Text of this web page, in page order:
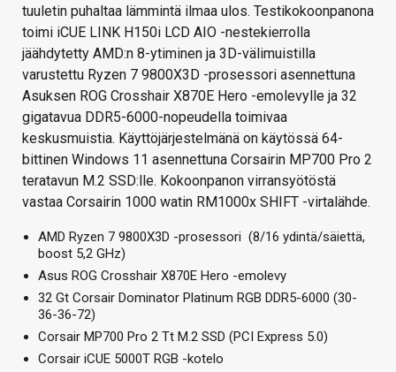
tuuletin puhaltaa lämmintä ilmaa ulos. Testikokoonpanona
toimi iCUE LINK H150i LCD AIO -nestekierrolla
jäähdytetty AMD:n 8-ytiminen ja 3D-välimuistilla
varustettu Ryzen 7 9800X3D -prosessori asennettuna
Asuksen ROG Crosshair X870E Hero -emolevylle ja 32
gigatavua DDR5-6000-nopeudella toimivaa
keskusmuistia. Käyttöjärjestelmänä on käytössä 64-
bittinen Windows 11 asennettuna Corsairin MP700 Pro 2
teratavun M.2 SSD:lle. Kokoonpanon virransyötöstä
vastaa Corsairin 1000 watin RM1000x SHIFT -virtalähde.
AMD Ryzen 7 9800X3D -prosessori (8/16 ydintä/säiettä,
boost 5,2 GHz)
Asus ROG Crosshair X870E Hero -emolevy
32 Gt Corsair Dominator Platinum RGB DDR5-6000 (30-
36-36-72)
Corsair MP700 Pro 2 Tt M.2 SSD (PCI Express 5.0)
Corsair iCUE 5000T RGB -kotelo